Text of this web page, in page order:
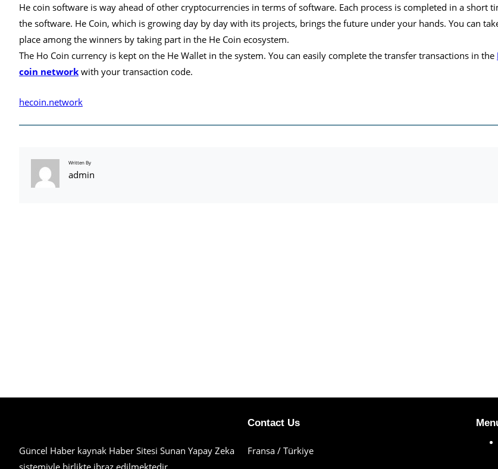
He coin software is way ahead of other cryptocurrencies in terms of software. Each process is completed in a short
the software. He Coin, which is growing day by day with its projects, brings the future under your hands. You can
place among the winners by taking part in the He Coin ecosystem.
The Ho Coin currency is kept on the He Wallet in the system. You can easily complete the transfer transactions in the
coin networkwith your transaction code.
hecoin.network
Written By
admin
Güncel Haber kaynak Haber Sitesi Sunan Yapay Zeka
Contact Us
Fransa / Türkiye